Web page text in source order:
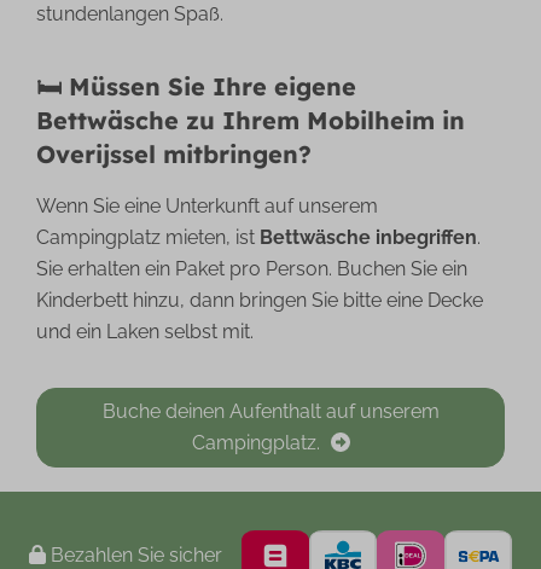
stundenlangen Spaß.
🛏️ Müssen Sie Ihre eigene
Bettwäsche zu Ihrem Mobilheim in
Overijssel mitbringen?
Wenn Sie eine Unterkunft auf unserem
Campingplatz mieten, ist Bettwäsche inbegriffen.
Sie erhalten ein Paket pro Person. Buchen Sie ein
Kinderbett hinzu, dann bringen Sie bitte eine Decke
und ein Laken selbst mit.
Buche deinen Aufenthalt auf unserem
Campingplatz.
Bezahlen Sie sicher